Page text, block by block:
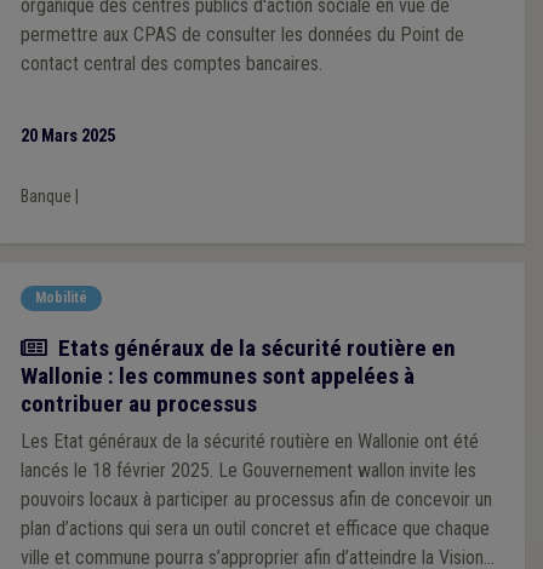
organique des centres publics d'action sociale en vue de
permettre aux CPAS de consulter les données du Point de
contact central des comptes bancaires.
20 Mars 2025
Banque
Mobilité
Actualité
Etats généraux de la sécurité routière en
Wallonie : les communes sont appelées à
contribuer au processus
Les Etat généraux de la sécurité routière en Wallonie ont été
lancés le 18 février 2025. Le Gouvernement wallon invite les
pouvoirs locaux à participer au processus afin de concevoir un
plan d’actions qui sera un outil concret et efficace que chaque
ville et commune pourra s’approprier afin d’atteindre la Vision